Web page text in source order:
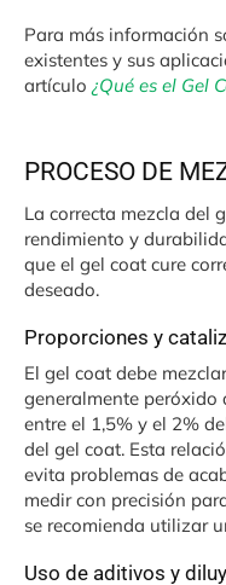
Para más información
existentes y sus
artículo ¿Qué es el Gel
PROCESO DE
La correcta mezcla del
rendimiento y
que el gel coat cure
deseado.
Proporciones y
El gel coat debe
generalmente peróxido
entre el 1,5% y el 2%
del gel coat. Esta
evita problemas de
medir con precisión
se recomienda utilizar
Uso de aditivos y